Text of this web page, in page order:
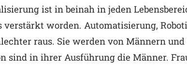
ist in beinah in jeden
verstärkt worden. Automatisierung,
raus. Sie werden von Männern
sind in ihrer Ausführung die Männer.